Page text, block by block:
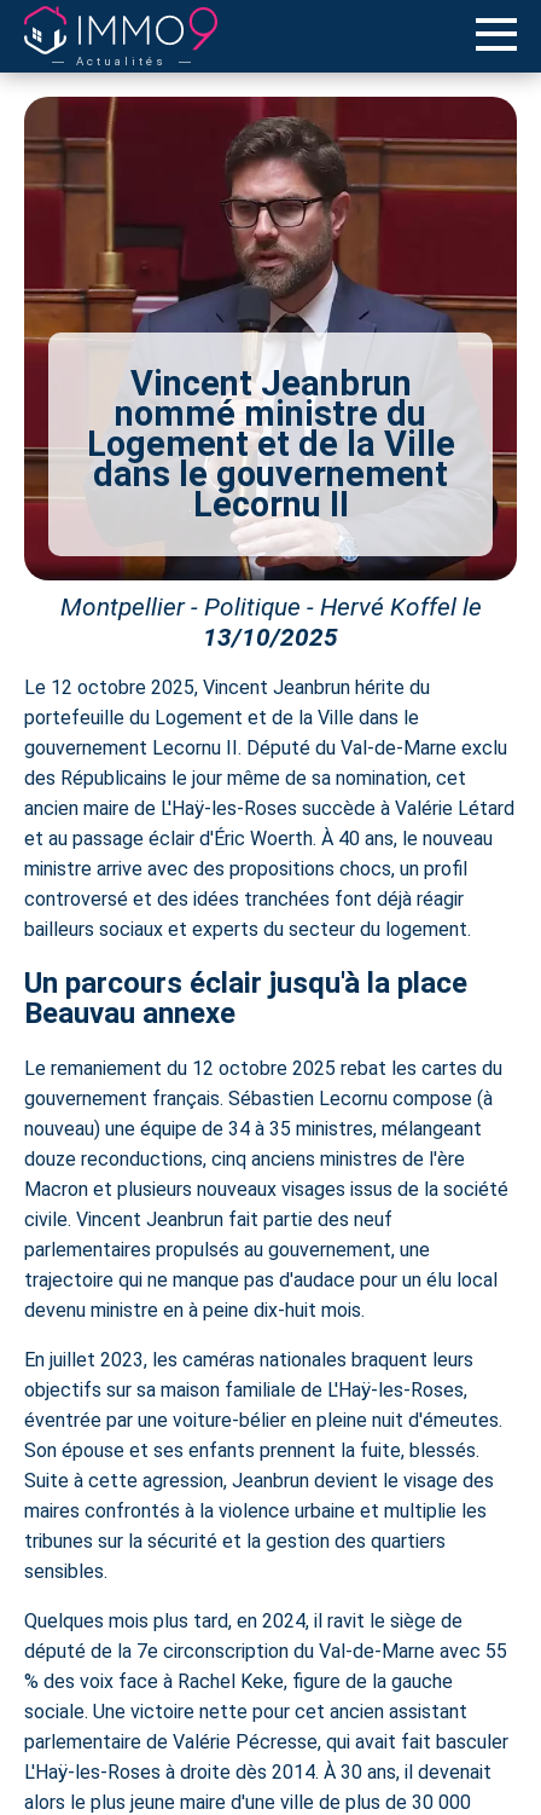
Actualités
Vincent Jeanbrun
nommé ministre du
Logement et de la Ville
dans le gouvernement
Lecornu II
Montpellier - Politique - Hervé Koffel le
13/10/2025
Le 12 octobre 2025, Vincent Jeanbrun hérite du
portefeuille du Logement et de la Ville dans le
gouvernement Lecornu II. Député du Val-de-Marne exclu
des Républicains le jour même de sa nomination, cet
ancien maire de L'Haÿ-les-Roses succède à Valérie Létard
et au passage éclair d'Éric Woerth. À 40 ans, le nouveau
ministre arrive avec des propositions chocs, un profil
controversé et des idées tranchées font déjà réagir
bailleurs sociaux et experts du secteur du logement.
Un parcours éclair jusqu'à la place
Beauvau annexe
Le remaniement du 12 octobre 2025 rebat les cartes du
gouvernement français. Sébastien Lecornu compose (à
nouveau) une équipe de 34 à 35 ministres, mélangeant
douze reconductions, cinq anciens ministres de l'ère
Macron et plusieurs nouveaux visages issus de la société
civile. Vincent Jeanbrun fait partie des neuf
parlementaires propulsés au gouvernement, une
trajectoire qui ne manque pas d'audace pour un élu local
devenu ministre en à peine dix-huit mois.
En juillet 2023, les caméras nationales braquent leurs
objectifs sur sa maison familiale de L'Haÿ-les-Roses,
éventrée par une voiture-bélier en pleine nuit d'émeutes.
Son épouse et ses enfants prennent la fuite, blessés.
Suite à cette agression, Jeanbrun devient le visage des
maires confrontés à la violence urbaine et multiplie les
tribunes sur la sécurité et la gestion des quartiers
sensibles.
Quelques mois plus tard, en 2024, il ravit le siège de
député de la 7e circonscription du Val-de-Marne avec 55
% des voix face à Rachel Keke, figure de la gauche
sociale. Une victoire nette pour cet ancien assistant
parlementaire de Valérie Pécresse, qui avait fait basculer
L'Haÿ-les-Roses à droite dès 2014. À 30 ans, il devenait
alors le plus jeune maire d'une ville de plus de 30 000